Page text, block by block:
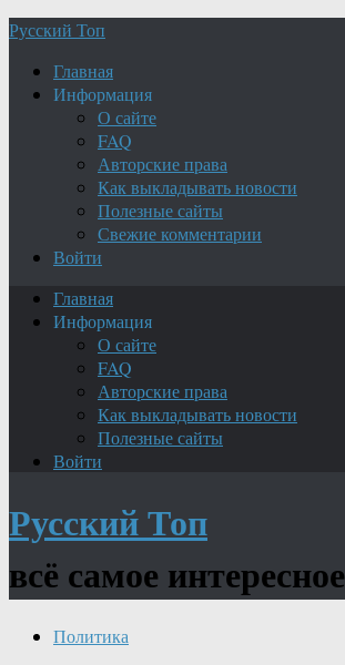
Русский Топ
Главная
Информация
О сайте
FAQ
Авторские права
Как выкладывать новости
Полезные сайты
Свежие комментарии
Войти
Главная
Информация
О сайте
FAQ
Авторские права
Как выкладывать новости
Полезные сайты
Войти
Русский Топ
всё самое интересное
Политика